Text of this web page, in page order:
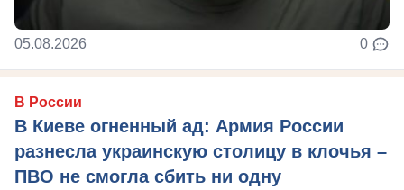
05.08.2026 0
В России
В Киеве огненный ад: Армия России
разнесла украинскую столицу в клочья –
ПВО не смогла сбить ни одну